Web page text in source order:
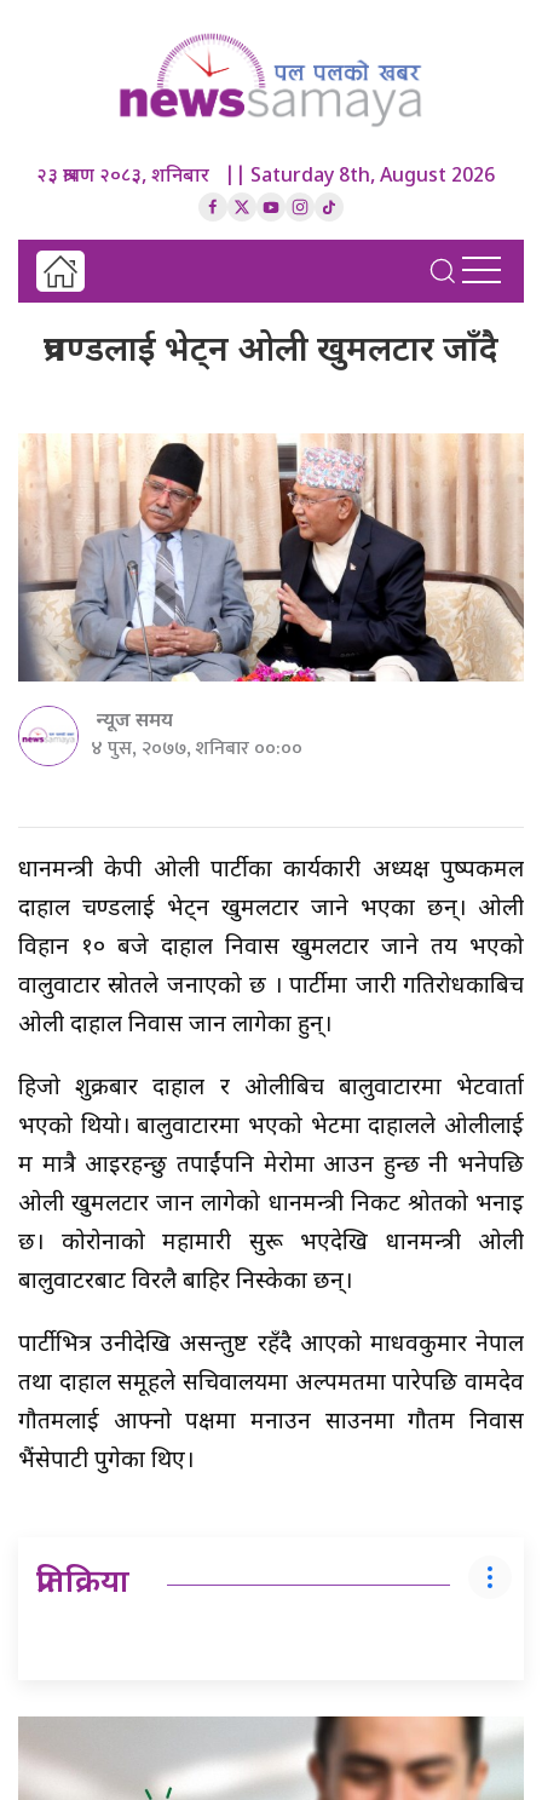
२३ श्रावण २०८३, शनिबार || Saturday 8th, August 2026
प्रचण्डलाई भेट्न ओली खुमलटार जाँदै
न्यूज समय
४ पुस, २०७७, शनिबार ००:००
प्रधानमन्त्री केपी ओली पार्टीका कार्यकारी अध्यक्ष पुष्पकमल
दाहाल प्रचण्डलाई भेट्न खुमलटार जाने भएका छन्। ओली
विहान १० बजे दाहाल निवास खुमलटार जाने तय भएको
वालुवाटार स्रोतले जनाएको छ । पार्टीमा जारी गतिरोधकाबिच
ओली दाहाल निवास जान लागेका हुन्।
हिजो शुक्रबार दाहाल र ओलीबिच बालुवाटारमा भेटवार्ता
भएको थियो। बालुवाटारमा भएको भेटमा दाहालले ओलीलाई
म मात्रै आइरहन्छु तपाईंपनि मेरोमा आउन हुन्छ नी भनेपछि
ओली खुमलटार जान लागेको प्रधानमन्त्री निकट श्रोतको भनाइ
छ। कोरोनाको महामारी सुरू भएदेखि प्रधानमन्त्री ओली
बालुवाटरबाट विरलै बाहिर निस्केका छन्।
पार्टीभित्र उनीदेखि असन्तुष्ट रहँदै आएको माधवकुमार नेपाल
तथा दाहाल समूहले सचिवालयमा अल्पमतमा पारेपछि वामदेव
गौतमलाई आफ्नो पक्षमा मनाउन साउनमा गौतम निवास
भैंसेपाटी पुगेका थिए।
प्रतिक्रिया